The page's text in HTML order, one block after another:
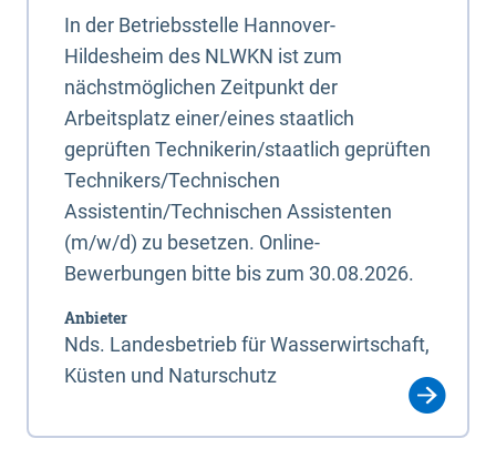
In der Betriebsstelle Hannover-
Hildesheim des NLWKN ist zum
nächstmöglichen Zeitpunkt der
Arbeitsplatz einer/eines staatlich
geprüften Technikerin/staatlich geprüften
Technikers/Technischen
Assistentin/Technischen Assistenten
(m/w/d) zu besetzen. Online-
Bewerbungen bitte bis zum 30.08.2026.
Anbieter
Nds. Landesbetrieb für Wasserwirtschaft,
Küsten und Naturschutz